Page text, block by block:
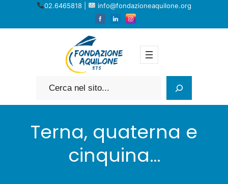
02.6465818 | info@fondazioneaquilone.org
Cerca
Terna, quaterna e
cinquina…